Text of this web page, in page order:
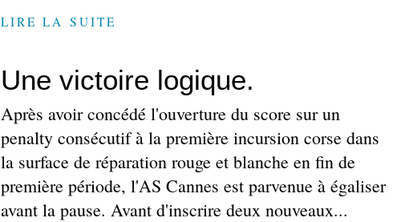
LIRE LA SUITE
Une victoire logique.
Après avoir concédé l'ouverture du score sur un
penalty consécutif à la première incursion corse dans
la surface de réparation rouge et blanche en fin de
première période, l'AS Cannes est parvenue à égaliser
avant la pause. Avant d'inscrire deux nouveaux...